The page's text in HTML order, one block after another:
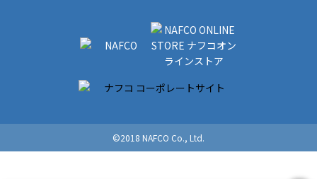
いただく場合がございます。店舗準備でのお渡しとなる為、商品
のみの受け渡しとなります。（箱や納品書は付属しておりませ
ん）店舗で準備が出来次第、メールにてご連絡させていただきま
©2018 NAFCO Co., Ltd.